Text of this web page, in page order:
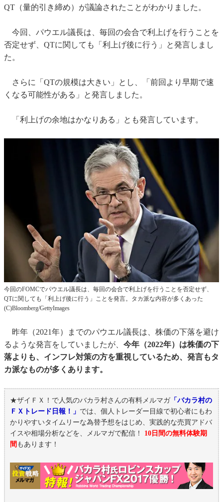
QT（量的引き締め）が議論されたことがわかりました。
今回、パウエル議長は、毎回の会合で利上げを行うことを
否定せず、QTに関しても「利上げ後に行う」と発言しまし
た。
さらに「QTの規模は大きい」とし、「前回より早期で速
くなる可能性がある」と発言しました。
「利上げの余地はかなりある」とも発言しています。
今回のFOMCでパウエル議長は、毎回の会合で利上げを行うことを否定せず、
QTに関しても「利上げ後に行う」ことを発言。タカ派な内容が多くあった
(C)Bloomberg/GettyImages
昨年（2021年）までのパウエル議長は、株価の下落を避け
るような発言をしていましたが、 今年（2022年）は株価の下
落よりも、インフレ対策の方を重視しているため、発言もタ
カ派なものが多くあります。
★ザイＦＸ！で人気のバカラ村さんの有料メルマガ「バカラ村の
ＦＸトレード日報！」 では、個人トレーダー目線で初心者にもわ
かりやすいタイムリーな為替予想をはじめ、実践的な売買アドバ
イスや相場分析などを、メルマガで配信！
10日間の無料体験期
間 もあります！